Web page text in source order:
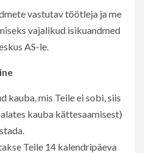
vastutav töötleja ja me
vajalikud isikuandmed
AS-le.
kauba, mis Teile ei sobi, siis
kauba kättesaamisest)
Teile 14 kalendripäeva